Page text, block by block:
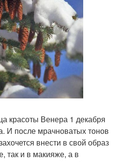
красоты Венера 1 декабря
И после мрачноватых тонов
внести в свой образ
так и в макияже, а в